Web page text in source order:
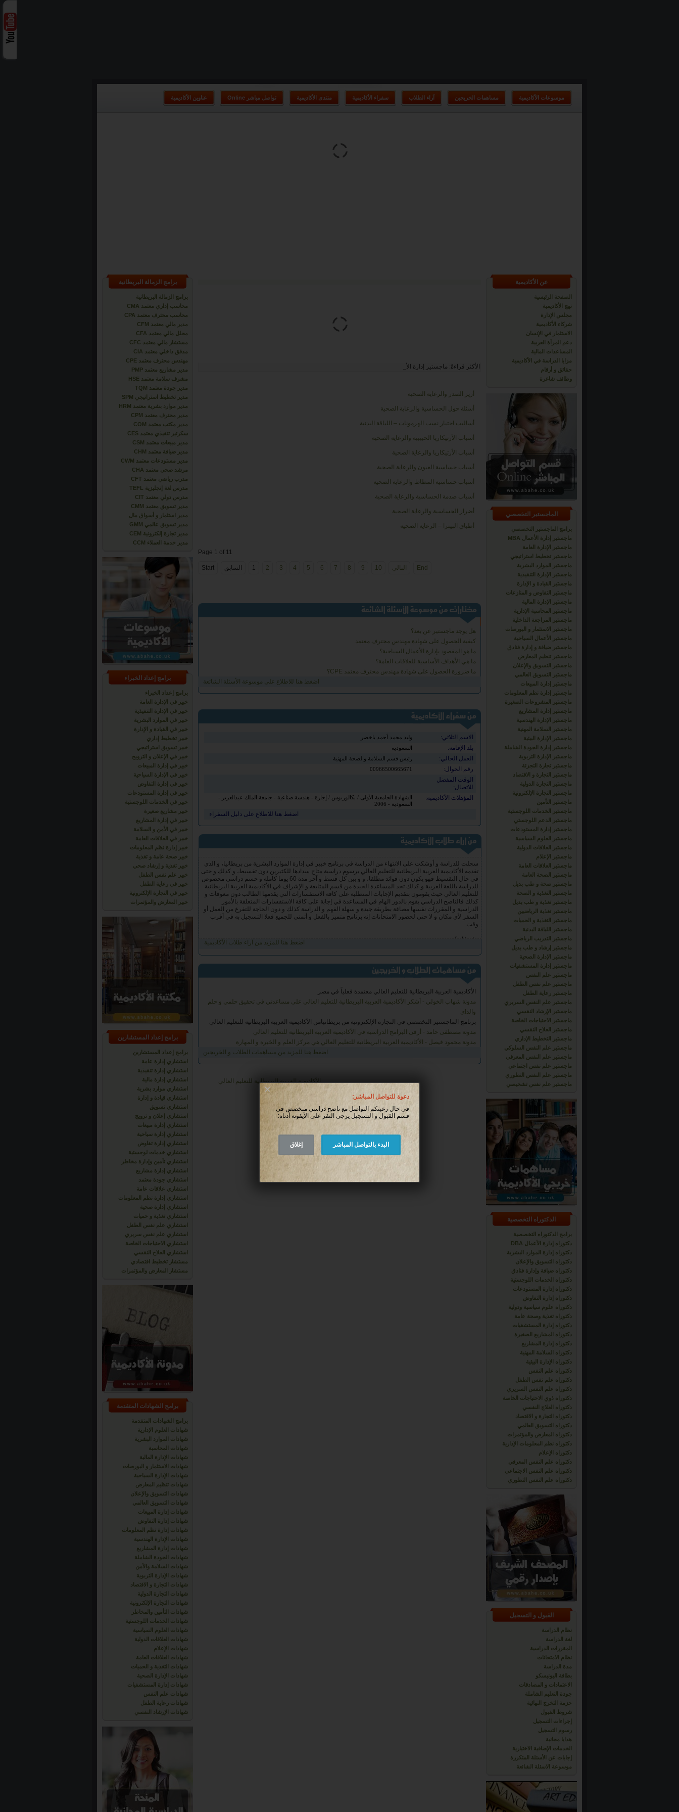
عناوين الأكاديمية Online تواصل مباشر منتدى الأكاديمية سفراء الأكاديمية آراء الطلاب مساهمات الخريجين موسوعات الأكاديمية
برامج الزمالة البريطانية
برامج الزمالة البريطانية
محاسب إداري معتمد CMA
محاسب محترف معتمد CPA
مدير مالي معتمد CFM
محلل مالي معتمد CFA
مستشار مالي معتمد CFC
مدقق داخلي معتمد CIA
مهندس محترف معتمد CPE
مدير مشاريع معتمد PMP
مشرف سلامة معتمد HSE
مدير جودة معتمد TQM
مدير تخطيط استراتيجي SPM
مدير موارد بشرية معتمد HRM
مدير محترف معتمد CPM
مدير مكتب معتمد COM
سكرتير تنفيذي معتمد CES
مدير مبيعات معتمد CSM
مدير ضيافة معتمد CHM
مدير مستودعات معتمد CWM
مرشد صحي معتمد CHA
مدرب رياضي معتمد CFT
مدرس لغة إنجليزية TEFL
مدرس دولي معتمد CIT
مدير تسويق معتمد CMM
مدير استثمار و أسواق مال
مدير تسويق عالمي GMM
مدير تجارة إلكترونية CEM
مدير خدمة العملاء CCM
برامج إعداد الخبراء
برامج إعداد الخبراء
خبير في الإدارة العامة
خبير في الإدارة التنفيذية
خبير في الموارد البشرية
خبير في القيادة و الإدارة
خبير تخطيط إداري
خبير تسويق استراتيجي
خبير في الإعلان و الترويج
خبير في إدارة المبيعات
خبير في الإدارة السياحية
خبير في إدارة التفاوض
خبير في إدارة المستودعات
خبير في الخدمات اللوجستية
خبير مشاريع صغيرة
خبير في إدارة المشاريع
خبير في الأمن و السلامة
خبير في العلاقات العامة
خبير إدارة نظم المعلومات
خبير صحة عامة و تغذية
خبير تغذية و إرشاد صحي
خبير علم نفس الطفل
خبير في رعاية الطفل
خبير في التجارة الإلكترونية
خبير المعارض والمؤتمرات
برامج إعداد المستشارين
برامج إعداد المستشارين
استشاري إدارة عامة
استشاري إدارة تنفيذية
استشاري إدارة مالية
استشاري موارد بشرية
استشاري قيادة و إدارة
استشاري تسويق
استشاري إعلان و ترويج
استشاري إدارة مبيعات
استشاري إدارة سياحية
استشاري إدارة تفاوض
استشاري خدمات لوجستية
استشاري تأمين وإدارة مخاطر
استشاري إدارة مشاريع
استشاري جودة معتمد
استشاري علاقات عامة
استشاري إدارة نظم المعلومات
استشاري إدارة صحية
استشاري تغذية و حميات
استشاري علم نفس الطفل
استشاري علم نفس سريري
استشاري الاحتياجات الخاصة
استشاري العلاج النفسي
مستشار تخطيط اقتصادي
مستشار المعارض والمؤتمرات
برامج الشهادات المتقدمة
برامج الشهادات المتقدمة
شهادات العلوم الإدارية
شهادات الموارد البشرية
شهادات المحاسبة
شهادات الإدارة المالية
شهادات الاستثمار و البورصات
شهادات الإدارة السياحية
شهادات تنظيم المعارض
شهادات التسويق والإعلان
شهادات التسويق العالمي
شهادات إدارة المبيعات
شهادات إدارة التفاوض
شهادات إدارة نظم المعلومات
شهادات الإدارة الهندسية
شهادات إدارة المشاريع
شهادات الجودة الشاملة
شهادات السلامة والأمن
شهادات الإدارة التربوية
شهادات التجارة و الاقتصاد
شهادات التجارة الدولية
شهادات التجارة الإلكترونية
شهادات التأمين والمخاطر
شهادات الخدمات اللوجستية
شهادات العلوم السياسية
شهادات العلاقات الدولية
شهادات الإعلام
شهادات العلاقات العامة
شهادات التغذية و الحميات
شهادات الإدارة الصحية
شهادات إدارة المستشفيات
شهادات علم النفس
شهادات رعاية الطفل
شهادات الإرشاد النفسي
الأكثر قراءةً: ماجستير إدارة الأعمال من بريطانيا
أزيز الصدر والرعاية الصحية
أسئلة حول الحساسية والرعاية الصحية
أساليب اختيار نسب الهرمونات – اللياقة البدنية
أسباب الأرتيكاريا الحبيبية والرعاية الصحية
أسباب الأرتيكاريا والرعاية الصحية
أسباب حساسية العيون والرعاية الصحية
أسباب حساسية المطاط والرعاية الصحية
أسباب صدمة الحساسية والرعاية الصحية
أضرار الحساسية والرعاية الصحية
أطباق البيتزا – الرعاية الصحية
Page 1 of 11
Start السابق 1 2 3 4 5 6 7 8 9 10 التالي End
هل يوجد ماجستير عن بعد؟
كيفية الحصول على شهادة مهندس محترف معتمد
ما هو المقصود بإدارة الأعمال السياحية؟
ما هي الأهداف الأساسية للعلاقات العامة؟
ما ضرورة الحصول على شهادة مهندس محترف معتمد CPE؟
اضغط هنا للاطلاع على موسوعة الأسئلة الشائعة
الاسم الثلاثي: وليد محمد أحمد باخضر
بلد الإقامة: السعودية
العمل الحالي: رئيس قسم السلامة والصحة المهنية
رقم الجوال: 00966500665671
الوقت المفضل
للاتصال:
المؤهلات الأكاديمية:
الشهادة الجامعية الأولى / بكالوريوس / إجازة - هندسة صناعية - جامعة الملك عبدالعزيز -
السعودية - 2006
اضغط هنا للاطلاع على دليل السفراء
للدراسة باللغة العربية و كذلك تجد المساعدة الجيدة من قسم المتابعة و الإشراف في الأكاديمية العربية البريطانية
للتعليم العالي حيث يقومون بتقديم الإجابات المتطلبة على كافة الاستفسارات التي يقدمها الطالب دون معوقات و
كذلك فالناصح الدراسي يقوم بالدور الهام في المساعدة في إجابة على كافة الاستفسارات المتعلقة بالأمور
الدراسية و المقررات نفسها مصاغة بطريقة جيدة و سهلة الفهم و الدراسة كذلك و دون الحاجة للتفرغ من العمل أو
السفر لأي مكان و لا حتى لحضور الامتحانات إنه برنامج متميز بالفعل و أتمنى للجميع فعلا التسجيل به في أقرب
وقت .
هيثم فاضل
01 October 2013
كل الشكر الجزيل لكل القائمين على خدمة الراغبين في تطوير أنفسهم علميا .
علي الشهاري
اضغط هنا للمزيد من آراء طلاب الأكاديمية
الأكاديمية العربية البريطانية للتعليم العالي معتمدة فعلياً في مصر
مدونة شهاب الخولي - أشكر الأكاديمية العربية البريطانية للتعليم العالي على مساعدتي في تحقيق حلمي و حلم
والداي
برنامج الماجستير التخصصي في التجارة الإلكترونية من بريطانيامن الأكاديمية العربية البريطانية للتعليم العالي
مدونة مصطفى حامد - أرقى البرامج الدراسية في الأكاديمية العربية البريطانية للتعليم العالي
مدونة محمود فيصل - الأكاديمية العربية البريطانية للتعليم العالي هي مركز العلم و الخبرة و المهارة
اضغط هنا للمزيد من مساهمات الطلاب و الخريجين
عن الأكاديمية
الصفحة الرئيسية
نهج الأكاديمية
مجلس الإدارة
شركاء الأكاديمية
الاستثمار في الإنسان
دعم المرأة العربية
المساعدات المالية
مزايا الدراسة في الأكاديمية
حقائق و أرقام
وظائف شاغرة
الماجستير التخصصي
برامج الماجستير التخصصي
ماجستير إدارة الأعمال MBA
ماجستير الإدارة العامة
ماجستير تخطيط استراتيجي
ماجستير الموارد البشرية
ماجستير الإدارة التنفيذية
ماجستير القيادة و الإدارة
ماجستير التفاوض و المنازعات
ماجستير الإدارة المالية
ماجستير المحاسبة الإدارية
ماجستير المراجعة الداخلية
ماجستير الاستثمار و البورصات
ماجستير الأعمال السياحية
ماجستير ضيافة و إدارة فنادق
ماجستير تنظيم المعارض
ماجستير التسويق والإعلان
ماجستير التسويق العالمي
ماجستير إدارة المبيعات
ماجستير إدارة نظم المعلومات
ماجستير المشروعات الصغيرة
ماجستير إدارة المشاريع
ماجستير الإدارة الهندسية
ماجستير السلامة المهنية
ماجستير الإدارة البيئية
ماجستير إدارة الجودة الشاملة
ماجستير الإدارة التربوية
ماجستير تجارة التجزئة
ماجستير التجارة و الاقتصاد
ماجستير التجارة الدولية
ماجستير التجارة الإلكترونية
ماجستير التأمين
ماجستير الخدمات اللوجستية
ماجستير الدعم اللوجستي
ماجستير إدارة المستودعات
ماجستير العلوم السياسية
ماجستير العلاقات الدولية
ماجستير الإعلام
ماجستير العلاقات العامة
ماجستير الصحة العامة
ماجستير صحة و طب بديل
ماجستير التغذية و الصحة
ماجستير تغذية و طب بديل
ماجستير تغذية الرياضيين
ماجستير التغذية و الحميات
ماجستير اللياقة البدنية
ماجستير التدريب الرياضي
ماجستير إرشاد و طب بديل
ماجستير الإدارة الصحية
ماجستير إدارة المستشفيات
ماجستير علم النفس
ماجستير علم نفس الطفل
ماجستير رعاية الطفل
ماجستير علم النفس السريري
ماجستير الإرشاد النفسي
ماجستير الاحتياجات الخاصة
ماجستير العلاج النفسي
ماجستير التخطيط الإداري
ماجستير علم النفس السلوكي
ماجستير علم النفس المعرفي
ماجستير علم نفس اجتماعي
ماجستير علم النفس التطوري
ماجستير علم نفس تشخيصي
الدكتوراه التخصصية
برامج الدكتوراه التخصصية
دكتوراه إدارة الأعمال DBA
دكتوراه إدارة الموارد البشرية
دكتوراه التسويق والإعلان
دكتوراه ضيافة وإدارة فنادق
دكتوراه الخدمات اللوجستية
دكتوراه إدارة المستودعات
دكتوراه إدارة التفاوض
دكتوراه علوم سياسية ودولية
دكتوراه تغذية وصحة عامة
دكتوراه إدارة المستشفيات
دكتوراه المشاريع الصغيرة
دكتوراه إدارة المشاريع
دكتوراه السلامة المهنية
دكتوراه الإدارة البيئية
دكتوراه علم النفس
دكتوراه علم نفس الطفل
دكتوراه علم النفس السريري
دكتوراه ذوي الاحتياجات الخاصة
دكتوراه العلاج النفسي
دكتوراه التجارة و الاقتصاد
دكتوراه التسويق العالمي
دكتوراه المعارض والمؤتمرات
دكتوراه نظم المعلومات الإدارية
دكتوراه الإعلام
دكتوراه علم النفس المعرفي
دكتوراه علم النفس الاجتماعي
دكتوراه علم النفس التطوري
القبول و التسجيل
نظام الدراسة
لغة الدراسة
المقررات الدراسية
نظام الامتحانات
مدة الدراسة
بطاقة اليونيسكو
الاعتمادات و المصادقات
جودة التعليم الشاملة
حزمة التخرج النهائية
شروط القبول
إجراءات التسجيل
رسوم التسجيل
هدايا مجانية
الخدمات الإضافية الاختيارية
إجابات عن الأسئلة المتكررة
موسوعة الاسئلة الشائعة
×
دعوة للتواصل المباشر:
في حال رغبتكم التواصل مع ناصح دراسي متخصص في
قسم القبول و التسجيل يرجى النقر على الأيقونة أدناه:
البدء بالتواصل المباشر إغلاق